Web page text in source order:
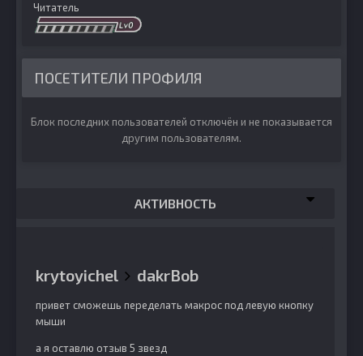
Читатель
ПОСЕТИТЕЛИ ПРОФИЛЯ
Блок последних пользователей отключён и не показывается
другим пользователям.
АКТИВНОСТЬ
krytoyichel dakrBob
привет сможешь переделать макрос под левую кнопку
мыши
а я оставлю отзыв 5 звезд